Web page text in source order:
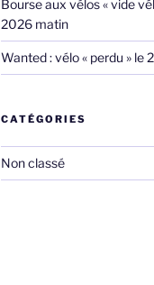
Bourse aux vélos « vide
2026 matin
Wanted : vélo « perdu » le
CATÉGORIES
Non classé